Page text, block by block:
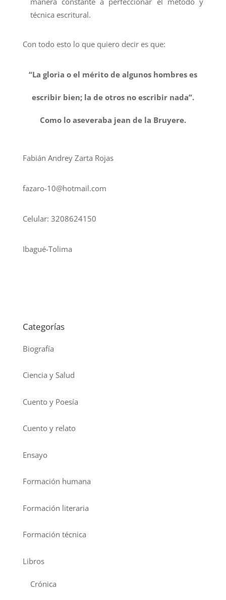
técnica escritural.
Con todo esto lo que quiero decir es que:
“La gloria o el mérito de algunos hombres es
escribir bien; la de otros no escribir nada”.
Como lo aseveraba jean de la Bruyere.
Fabián Andrey Zarta Rojas
fazaro-10@hotmail.com
Celular: 3208624150
Ibagué-Tolima
Categorías
Biografía
Ciencia y Salud
Cuento y Poesía
Cuento y relato
Ensayo
Formación humana
Formación literaria
Formación técnica
Libros
Crónica